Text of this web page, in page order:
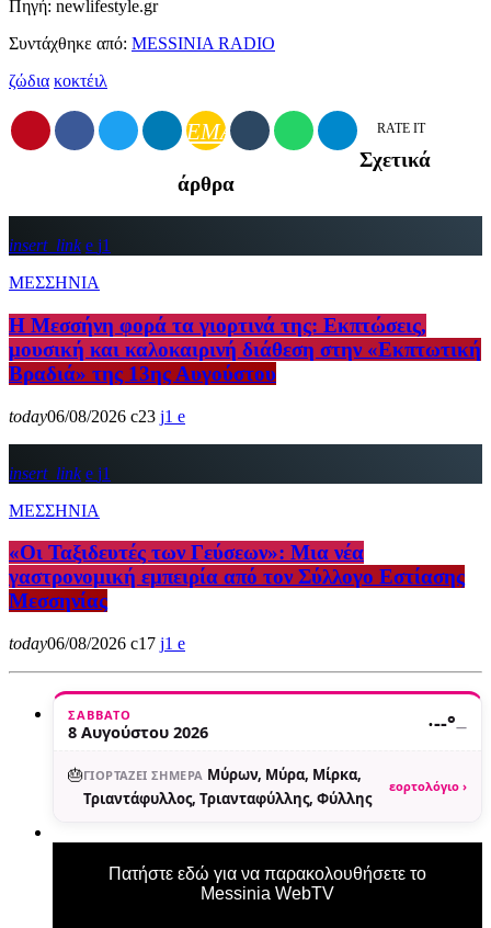
Πηγή: newlifestyle.gr
Συντάχθηκε από: MESSINIA RADIO
ζώδια κοκτέιλ
EMAIL RATE IT
Σχετικά
άρθρα
insert_link
1
ΜΕΣΣΗΝΙΑ
Η Μεσσήνη φορά τα γιορτινά της: Εκπτώσεις,
μουσική και καλοκαιρινή διάθεση στην «Εκπτωτική
Βραδιά» της 13ης Αυγούστου
today06/08/2026 23 1
insert_link
1
ΜΕΣΣΗΝΙΑ
«Οι Ταξιδευτές των Γεύσεων»: Μια νέα
γαστρονομική εμπειρία από τον Σύλλογο Εστίασης
Μεσσηνίας
today06/08/2026 17 1
ΣΆΒΒΑΤΟ
8 Αυγούστου 2026 ·--°—
🎂ΓΙΟΡΤΆΖΕΙ ΣΉΜΕΡΑ Μύρων, Μύρα, Μίρκα,
Τριαντάφυλλος, Τριανταφύλλης, Φύλλης
εορτολόγιο ›
Πατήστε εδώ για να παρακολουθήσετε το
Messinia WebTV